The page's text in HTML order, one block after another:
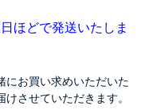
ほどで発送いたしま
にお買い求めいただいた
させていただきます。